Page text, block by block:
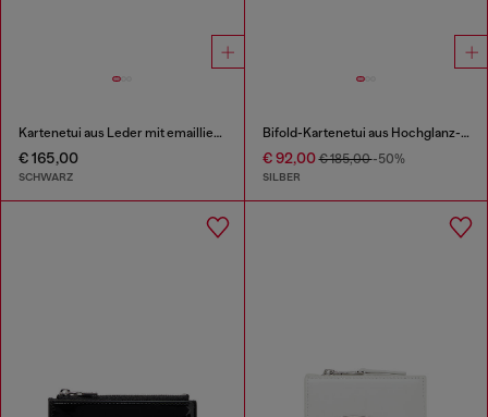
Kartenetui aus Leder mit emailliertem Oval D
€ 165,00
SCHWARZ
Bifold-Kartenetui aus Hochglanz-Leder
€ 92,00€ 185,00-50%
SILBER